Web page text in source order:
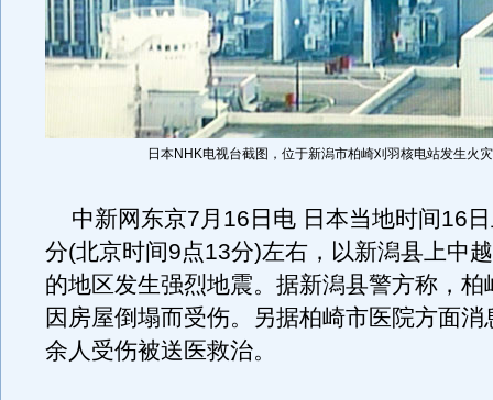
日本NHK电视台截图，位于新潟市柏崎刈羽核电站发生火灾
中新网东京7月16日电 日本当地时间16
分(北京时间9点13分)左右，以新潟县上中
的地区发生强烈地震。据新潟县警方称，柏
因房屋倒塌而受伤。另据柏崎市医院方面
余人受伤被送医救治。